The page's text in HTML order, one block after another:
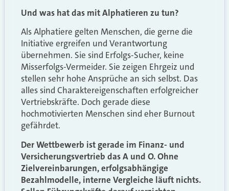
Und was hat das mit Alphatieren zu tun?
Als Alphatiere gelten Menschen, die gerne die
Initiative ergreifen und Verantwortung
übernehmen. Sie sind Erfolgs-Sucher, keine
Misserfolgs-Vermeider. Sie zeigen Ehrgeiz und
stellen sehr hohe Ansprüche an sich selbst. Das
alles sind Charaktereigenschaften erfolgreicher
Vertriebskräfte. Doch gerade diese
hochmotivierten Menschen sind eher Burnout
gefährdet.
Der Wettbewerb ist gerade im Finanz- und
Versicherungsvertrieb das A und O. Ohne
Zielvereinbarungen, erfolgsabhängige
Bezahlmodelle, interne Vergleiche läuft nichts.